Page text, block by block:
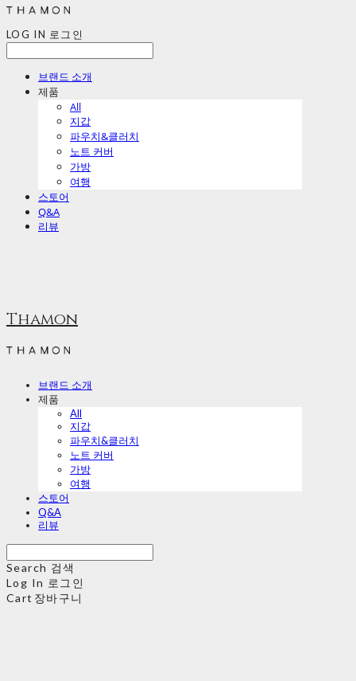
LOG IN 로그인
브랜드 소개
제품
All
지갑
파우치&클러치
노트 커버
가방
여행
스토어
Q&A
리뷰
Thamon
브랜드 소개
제품
All
지갑
파우치&클러치
노트 커버
가방
여행
스토어
Q&A
리뷰
Search 검색
Log In 로그인
Cart 장바구니